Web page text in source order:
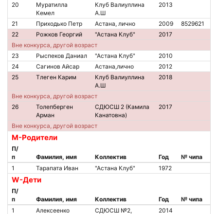
20
Муратилла
Кемел
Клуб Валиуллина
А.Ш
2013
21 Приходько Петр Астана, лично 2009
8529621
22
Рожков Георгий "Астана Клуб"
2017
Вне конкурса, другой возраст
23
Рыспеков Даниал "Астана Клуб"
2010
24
Сагинов Айсар Астана,лично
2012
25
Тлеген Карим
Клуб Валиуллина
А.Ш
2018
Вне конкурса, другой возраст
26
Толепберген
Арман
СДЮСШ 2 (Камила
Канатовна)
2017
Вне конкурса, другой возраст
M-Родители
П/
п
Фамилия, имя Коллектив Год
№ чипа
1
Тарапата Иван "Астана Клуб" 1972
W-Дети
П/
п
Фамилия, имя Коллектив Год
№ чипа
1
Алексеенко СДЮСШ №2, 2014